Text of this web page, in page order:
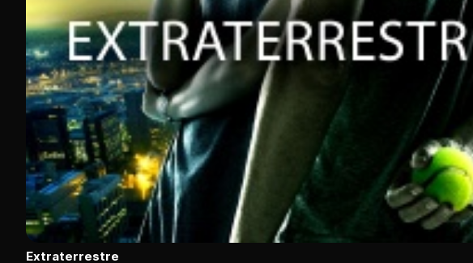
Extraterrestre